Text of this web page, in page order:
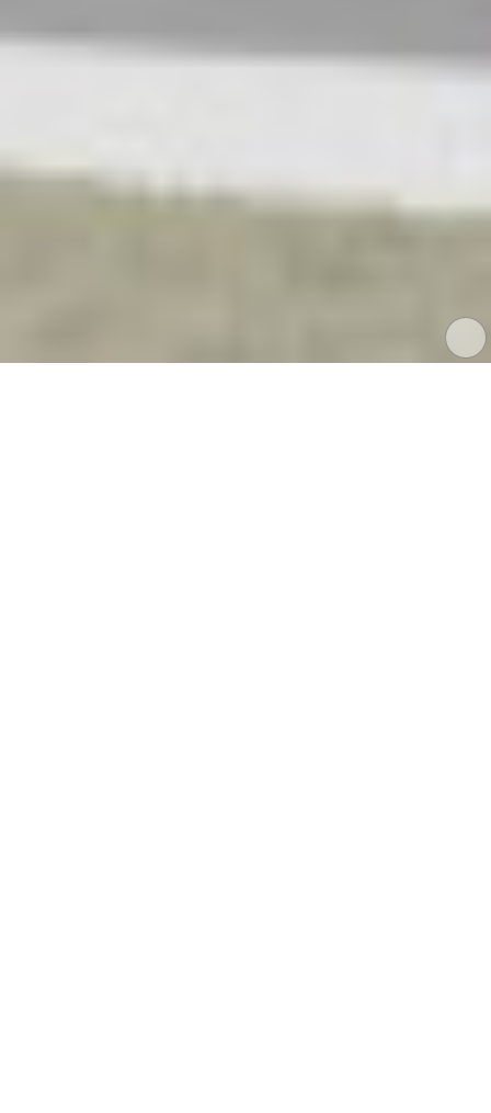
MenüPartner entscheiden. Die Speisen
natürlichen und regionalen Produkten und
Die Umsetzung dieses Angebotes erfolgt mit technischer